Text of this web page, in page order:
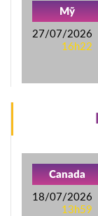
Mỹ
27/07/2026
16h22
Canada
18/07/2026
13h59